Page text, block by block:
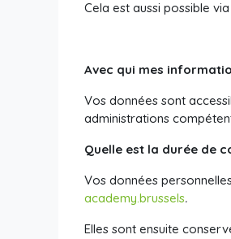
Cela est aussi possible
Avec qui mes
Vos données sont
administrations
Quelle est la durée de
Vos données
academy.brussels.
Elles sont ensuite